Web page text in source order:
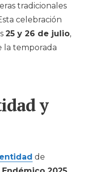
tradicionales
celebración
25 y 26 de julio,
la temporada
y
de